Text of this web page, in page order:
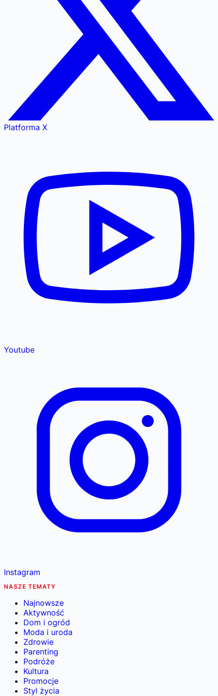
Platforma X
Youtube
Instagram
NASZE TEMATY
Najnowsze
Aktywność
Dom i ogród
Moda i uroda
Zdrowie
Parenting
Podróże
Kultura
Promocje
Styl życia